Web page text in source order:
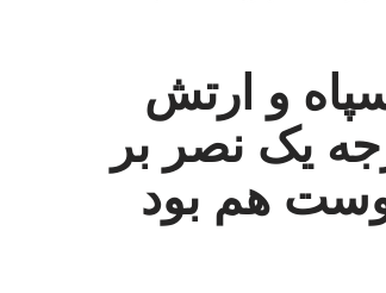
و ارتش
یک نصر بر
هم بود